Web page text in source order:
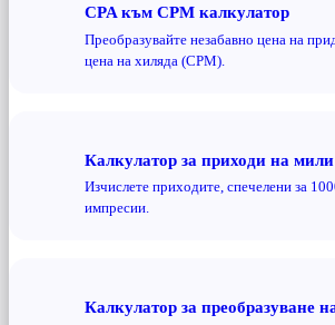
CPA към CPM калкулатор
Преобразувайте незабавно цена на
цена на хиляда (CPM).
Калкулатор за приходи на мили
Изчислете приходите, спечелени за
импресии.
Калкулатор за преобразуване